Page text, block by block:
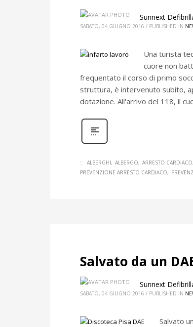
Sunnext
SABATO, 04 GIUGNO 2016 / PUBLISHED IN
Una turista
cuore non
frequentato il corso di primo
struttura, è intervenuto subito,
dotazione. All'arrivo del 118, il
ALBERGHI ALBERGO ARRESTO CARDIACO
PREVENZIONE ARRESTO CARDIACO
Salvato da un
Sunnext
SABATO, 04 GIUGNO 2016 / PUBLISHED IN
Salvato